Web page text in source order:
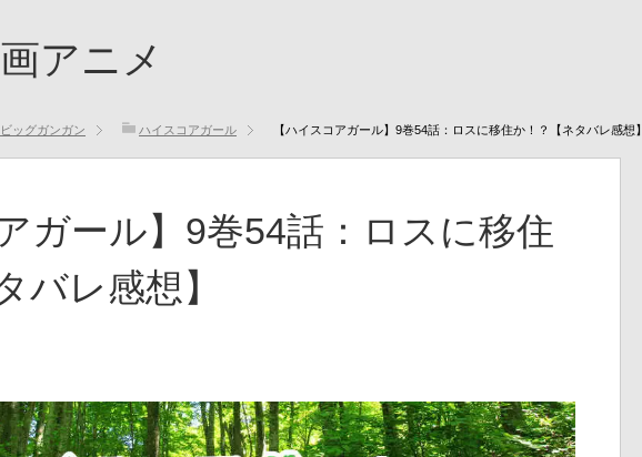
アニメ
ッグガンガン ハイスコアガール 【ハイスコアガール】9巻54話：ロスに移住か！？【ネタバレ感想】
ガール】9巻54話：ロスに移住
バレ感想】